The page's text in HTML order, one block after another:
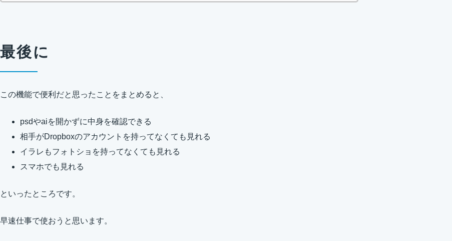
最後に
この機能で便利だと思ったことをまとめると、
psdやaiを開かずに中身を確認できる
相手がDropboxのアカウントを持ってなくても見れる
イラレもフォトショを持ってなくても見れる
スマホでも見れる
といったところです。
早速仕事で使おうと思います。